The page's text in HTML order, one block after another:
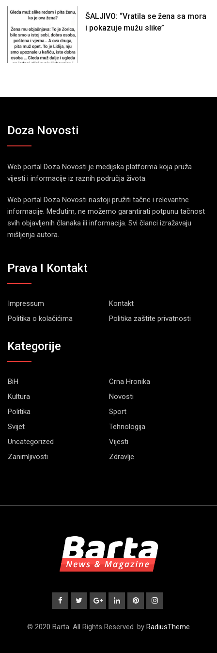
ŠALJIVO: “Vratila se žena sa mora
i pokazuje mužu slike”
Doza Novosti
Web portal Doza Novosti je medijska platforma koja pruža
vijesti i informacije iz raznih područja života.
Web portal Doza Novosti nastoji pružiti tačne i relevantne
informacije. Međutim, ne možemo garantirati potpunu tačnost
svih objavljenih članaka ili informacija. Svi članci izražavaju
mišljenja autora.
Prava I Kontakt
Impressum
Kontakt
Politika o kolačićima
Politika zaštite privatnosti
Kategorije
BiH
Crna Hronika
Kultura
Novosti
Politika
Sport
Svijet
Tehnologija
Uncategorized
Vijesti
Zanimljivosti
Zdravlje
© 2020 Barta. All Rights Reserved. by RadiusTheme